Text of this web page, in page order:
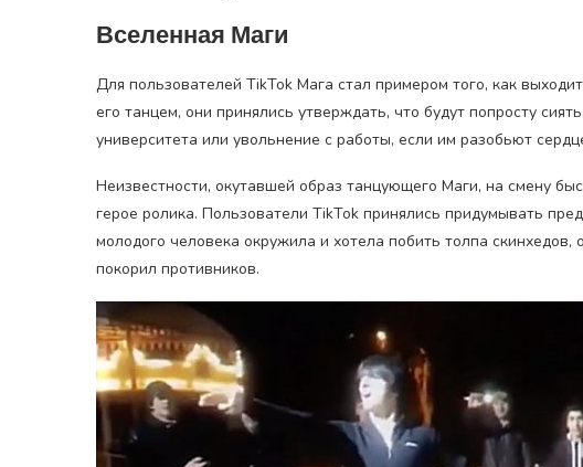
Вселенная Маги
Для пользователей TikTok Мага стал примером того, как
его танцем, они принялись утверждать, что будут попросту
университета или увольнение с работы, если им разобьют
Неизвестности, окутавшей образ танцующего Маги, на смену
герое ролика. Пользователи TikTok принялись придумывать
молодого человека окружила и хотела побить толпа
покорил противников.